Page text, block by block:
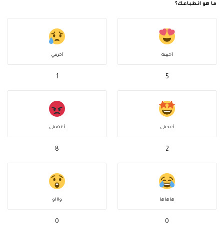
ما هو انطباعك؟
أحببته
5
أحزنني
1
أعجبني
2
أغضبني
8
هاهاها
0
واااو
0